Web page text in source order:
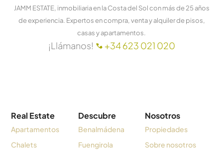
JAMM ESTATE, inmobiliaria en la Costa del Sol con más de 25 años
de experiencia. Expertos en compra, venta y alquiler de pisos,
casas y apartamentos.
¡Llámanos! +34 623 021 020
Real Estate
Apartamentos
Chalets
Descubre
Benalmádena
Fuengirola
Nosotros
Propiedades
Sobre nosotros